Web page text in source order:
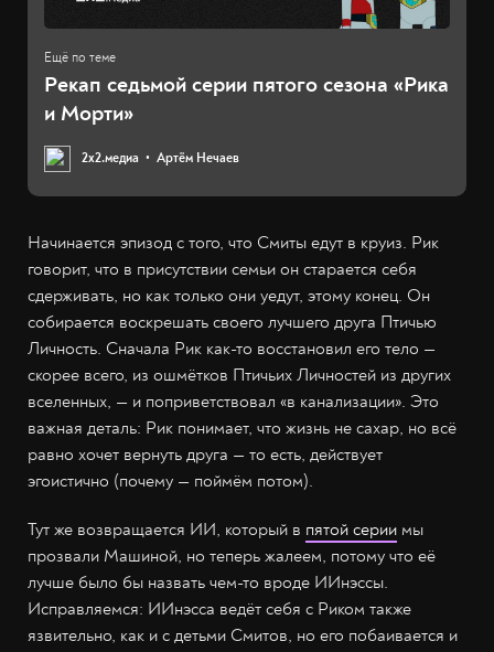
Рекап седьмой серии пятого сезона «Рика
и Морти»
2х2.медиа Артём Нечаев
Начинается эпизод с того, что Смиты едут в круиз. Рик
говорит, что в присутствии семьи он старается себя
сдерживать, но как только они уедут, этому конец. Он
собирается воскрешать своего лучшего друга Птичью
Личность. Сначала Рик как-то восстановил его тело —
скорее всего, из ошмётков Птичьих Личностей из других
вселенных, — и поприветствовал «в канализации». Это
важная деталь: Рик понимает, что жизнь не сахар, но всё
равно хочет вернуть друга — то есть, действует
эгоистично (почему — поймём потом).
Тут же возвращается ИИ, который в пятой серии мы
прозвали Машиной, но теперь жалеем, потому что её
лучше было бы назвать чем-то вроде ИИнэссы.
Исправляемся: ИИнэсса ведёт себя с Риком также
язвительно, как и с детьми Смитов, но его побаивается и